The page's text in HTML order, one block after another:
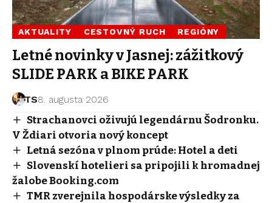
AKTUALITY CESTOVNÝ RUCH REGIÓNY
Letné novinky v Jasnej: zážitkový
SLIDE PARK a BIKE PARK
TS8. augusta 2026
Strachanovci oživujú legendárnu Šodronku.
V Ždiari otvoria nový koncept
Letná sezóna v plnom prúde: Hotel a deti
Slovenskí hotelieri sa pripojili k hromadnej
žalobe Booking.com
TMR zverejnila hospodárske výsledky za